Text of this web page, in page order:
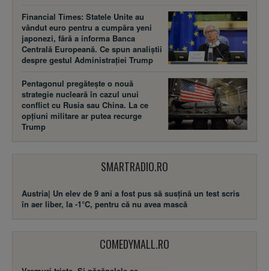
Financial Times: Statele Unite au
vândut euro pentru a cumpăra yeni
japonezi, fără a informa Banca
Centrală Europeană. Ce spun analiștii
despre gestul Administrației Trump
Pentagonul pregătește o nouă
strategie nucleară în cazul unui
conflict cu Rusia sau China. La ce
opțiuni militare ar putea recurge
Trump
SMARTRADIO.RO
Austria| Un elev de 9 ani a fost pus să susţină un test scris
în aer liber, la -1°C, pentru că nu avea mască
COMEDYMALL.RO